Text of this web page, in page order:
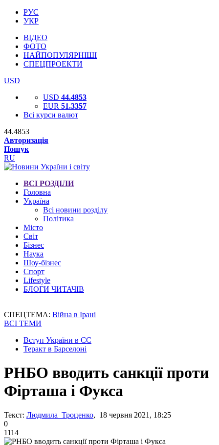
РУС
УКР
ВІДЕО
ФОТО
НАЙПОПУЛЯРНІШІ
СПЕЦПРОЕКТИ
USD
USD 44.4853
EUR 51.3357
Всі курси валют
44.4853
Авторизація
Пошук
RU
ВСІ РОЗДІЛИ
Головна
Україна
Всі новини розділу
Політика
Місто
Світ
Бізнес
Наука
Шоу-бізнес
Спорт
Lifestyle
БЛОГИ ЧИТАЧІВ
СПЕЦТЕМА: Війна в Ірані
ВСІ ТЕМИ
Вступ України в ЄС
Теракт в Барселоні
РНБО вводить санкції проти
Фірташа і Фукса
Текст: Людмила Троценко, 18 червня 2021, 18:25
0
1114